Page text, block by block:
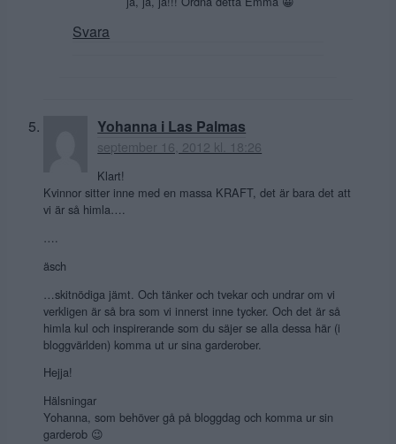
Svara
Yohanna i Las Palmas
september 16, 2012 kl. 18:26
Klart!
Kvinnor sitter inne med en massa KRAFT, det är bara det att
vi är så himla….
….
äsch
…skitnödiga jämt. Och tänker och tvekar och undrar om vi
verkligen är så bra som vi innerst inne tycker. Och det är så
himla kul och inspirerande som du säjer se alla dessa här (i
bloggvärlden) komma ut ur sina garderober.
Hejja!
Hälsningar
Yohanna, som behöver gå på bloggdag och komma ur sin
garderob 😉